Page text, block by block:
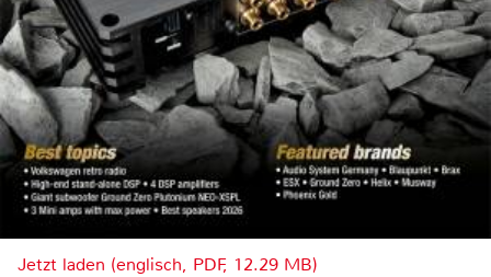
Jetzt laden (englisch, PDF, 12.29 MB)